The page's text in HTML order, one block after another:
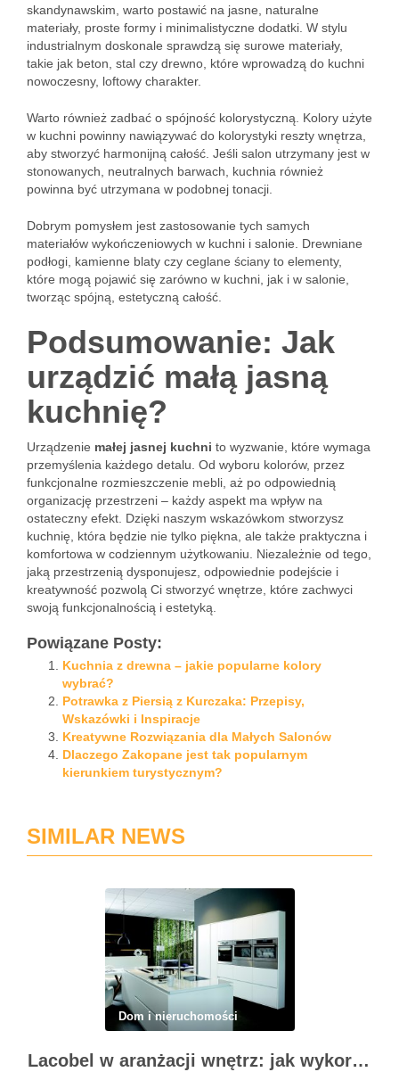
skandynawskim, warto postawić na jasne, naturalne
materiały, proste formy i minimalistyczne dodatki. W stylu
industrialnym doskonale sprawdzą się surowe materiały,
takie jak beton, stal czy drewno, które wprowadzą do kuchni
nowoczesny, loftowy charakter.
Warto również zadbać o spójność kolorystyczną. Kolory użyte
w kuchni powinny nawiązywać do kolorystyki reszty wnętrza,
aby stworzyć harmonijną całość. Jeśli salon utrzymany jest w
stonowanych, neutralnych barwach, kuchnia również
powinna być utrzymana w podobnej tonacji.
Dobrym pomysłem jest zastosowanie tych samych
materiałów wykończeniowych w kuchni i salonie. Drewniane
podłogi, kamienne blaty czy ceglane ściany to elementy,
które mogą pojawić się zarówno w kuchni, jak i w salonie,
tworząc spójną, estetyczną całość.
Podsumowanie: Jak
urządzić małą jasną
kuchnię?
Urządzenie małej jasnej kuchni to wyzwanie, które wymaga
przemyślenia każdego detalu. Od wyboru kolorów, przez
funkcjonalne rozmieszczenie mebli, aż po odpowiednią
organizację przestrzeni – każdy aspekt ma wpływ na
ostateczny efekt. Dzięki naszym wskazówkom stworzysz
kuchnię, która będzie nie tylko piękna, ale także praktyczna i
komfortowa w codziennym użytkowaniu. Niezależnie od tego,
jaką przestrzenią dysponujesz, odpowiednie podejście i
kreatywność pozwolą Ci stworzyć wnętrze, które zachwyci
swoją funkcjonalnością i estetyką.
Powiązane Posty:
Kuchnia z drewna – jakie popularne kolory
wybrać?
Potrawka z Piersią z Kurczaka: Przepisy,
Wskazówki i Inspiracje
Kreatywne Rozwiązania dla Małych Salonów
Dlaczego Zakopane jest tak popularnym
kierunkiem turystycznym?
SIMILAR NEWS
Dom i nieruchomości
Lacobel w aranżacji wnętrz: jak wykorzystać szkło kolorowe w dekoracji domu